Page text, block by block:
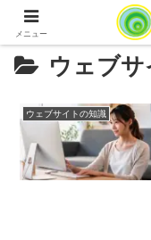
ウェブ
ウェブサイトの知識
メニュー